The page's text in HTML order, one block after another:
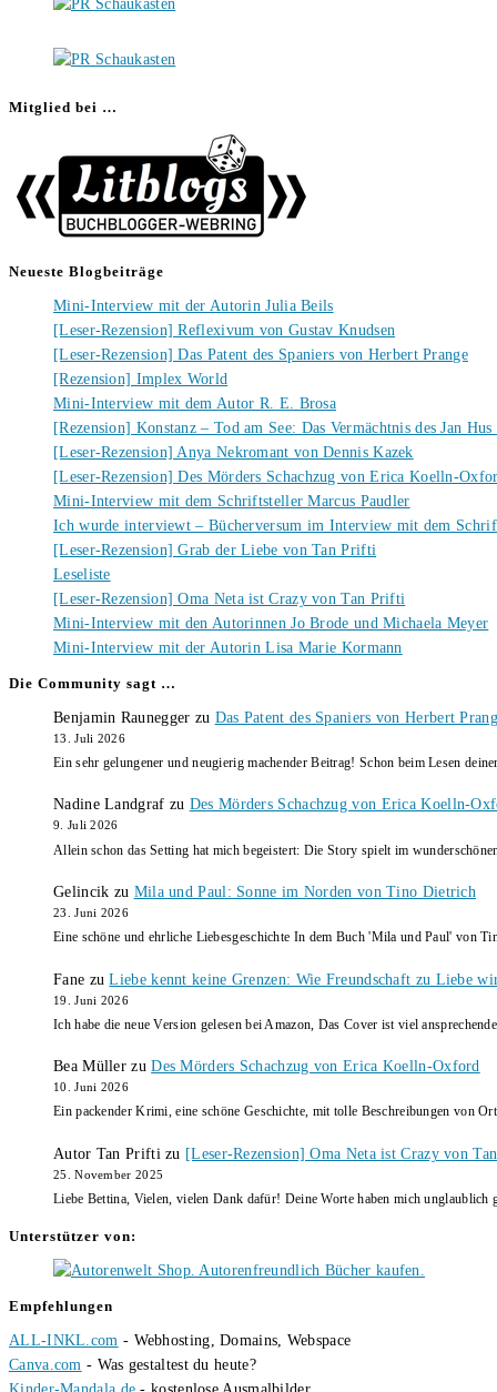
Mitglied bei …
Neueste Blogbeiträge
Mini-Interview mit der Autorin Julia Beils
[Leser-Rezension] Reflexivum von Gustav Knudsen
[Leser-Rezension] Das Patent des Spaniers von Herbert Prange
[Rezension] Implex World
Mini-Interview mit dem Autor R. E. Brosa
[Rezension] Konstanz – Tod am See: Das Vermächtnis des Jan
[Leser-Rezension] Anya Nekromant von Dennis Kazek
[Leser-Rezension] Des Mörders Schachzug von Erica Koelln-
Mini-Interview mit dem Schriftsteller Marcus Paudler
Ich wurde interviewt – Bücherversum im Interview mit dem
[Leser-Rezension] Grab der Liebe von Tan Prifti
Leseliste
[Leser-Rezension] Oma Neta ist Crazy von Tan Prifti
Mini-Interview mit den Autorinnen Jo Brode und Michaela Meyer
Mini-Interview mit der Autorin Lisa Marie Kormann
Die Community sagt …
Benjamin Raunegger zu Das Patent des Spaniers von Herbert
13. Juli 2026
Ein sehr gelungener und neugierig machender Beitrag! Schon beim Lesen
Nadine Landgraf zu Des Mörders Schachzug von Erica Koelln-
9. Juli 2026
Allein schon das Setting hat mich begeistert: Die Story spielt im
Gelincik zu Mila und Paul: Sonne im Norden von Tino Dietrich
23. Juni 2026
Eine schöne und ehrliche Liebesgeschichte In dem Buch 'Mila und Paul' von
Fane zuLiebe kennt keine Grenzen: Wie Freundschaft zu Liebe
19. Juni 2026
Ich habe die neue Version gelesen bei Amazon, Das Cover ist viel
Bea Müller zuDes Mörders Schachzug von Erica Koelln-Oxford
10. Juni 2026
Ein packender Krimi, eine schöne Geschichte, mit tolle Beschreibungen von
Autor Tan Prifti zu [Leser-Rezension] Oma Neta ist Crazy von
25. November 2025
Liebe Bettina, Vielen, vielen Dank dafür! Deine Worte haben mich unglaublich
Unterstützer von:
Empfehlungen
ALL-INKL.com - Webhosting, Domains, Webspace
Canva.com - Was gestaltest du heute?